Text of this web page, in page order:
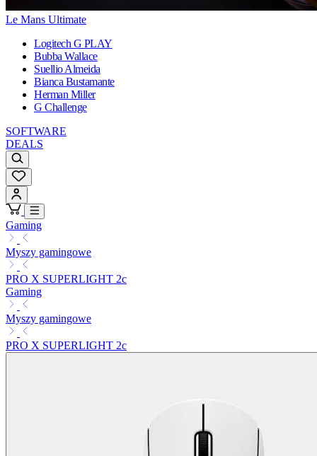
Le Mans Ultimate
Logitech G PLAY
Bubba Wallace
Suellio Almeida
Bianca Bustamante
Herman Miller
G Challenge
SOFTWARE
DEALS
Gaming
Myszy gamingowe
PRO X SUPERLIGHT 2c
Gaming
Myszy gamingowe
PRO X SUPERLIGHT 2c